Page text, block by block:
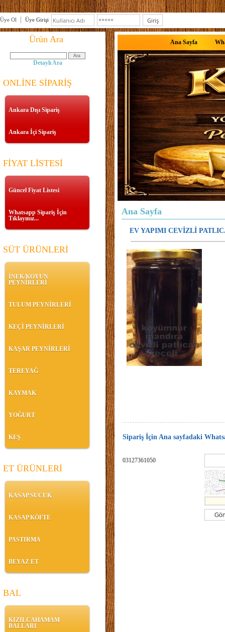
Üye Ol Üye Girişi
Ürün Ara
Detaylı Ara
ONLİNE SİPARİŞ
Ankara Dışı Sipariş
Ankara İçi Sipariş
FİYAT LİSTESİ
Güncel Fiyat Listesi
Whatsapp Sipariş İçin
Tıklayınız...
SÜT ÜRÜNLERİ
İNEK/KOYUN
PEYNİRLERİ
TULUM PEYNİRLERİ
KEÇİ PEYNİRLERİ
KAŞAR PEYNİRLERİ
TEREYAĞ
KAYMAK
YOĞURT
KEŞ
ET ÜRÜNLERİ
KASAP SUCUK
KASAP KÖFTE
PASTIRMA
BEYAZ ET
BAL
KIZILCAHAMAM
BALLARI
Ana Sayfa
Ana Sayfa
EV YAPIMI CEVİZLİ
Sipariş İçin Ana sayfadaki
03127361050